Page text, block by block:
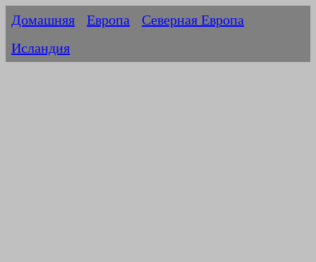
Домашняя Европа
Северная Европа
Исландия